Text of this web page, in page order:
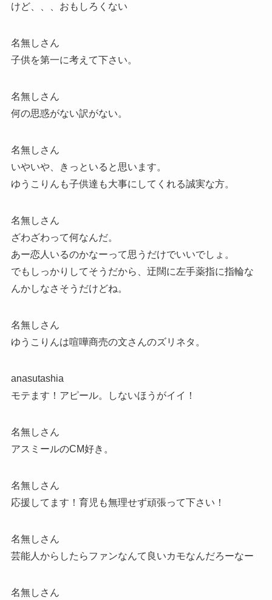
けど、、、おもしろくない
名無しさん
子供を第一に考えて下さい。
名無しさん
何の思惑がない訳がない。
名無しさん
いやいや、きっといると思います。
ゆうこりんも子供達も大事にしてくれる誠実な方。
名無しさん
ざわざわって何なんだ。
あー恋人いるのかなーって思うだけでいいでしょ。
でもしっかりしてそうだから、迂闊に左手薬指に指輪な
んかしなさそうだけどね。
名無しさん
ゆうこりんは喧嘩商売の文さんのズリネタ。
anasutashia
モテます！アピール。しないほうがイイ！
名無しさん
アスミールのCM好き。
名無しさん
応援してます！育児も無理せず頑張って下さい！
名無しさん
芸能人からしたらファンなんて良いカモなんだろーなー
名無しさん